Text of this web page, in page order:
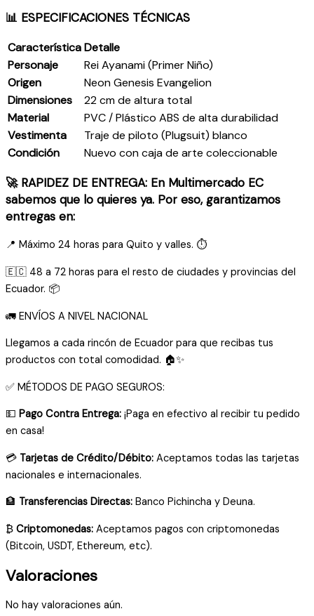
📊 ESPECIFICACIONES TÉCNICAS
CaracterísticaDetalle
Personaje
Rei Ayanami (Primer Niño)
Origen
Neon Genesis Evangelion
Dimensiones
22 cm de altura total
Material
PVC / Plástico ABS de alta durabilidad
Vestimenta
Traje de piloto (Plugsuit) blanco
Condición
Nuevo con caja de arte coleccionable
🚀 RAPIDEZ DE ENTREGA: En Multimercado EC
sabemos que lo quieres ya. Por eso, garantizamos
entregas en:
📍 Máximo 24 horas para Quito y valles. ⏱️
🇪🇨 48 a 72 horas para el resto de ciudades y provincias del
Ecuador. 📦
🚛 ENVÍOS A NIVEL NACIONAL
Llegamos a cada rincón de Ecuador para que recibas tus
productos con total comodidad. 🏠✨
✅ MÉTODOS DE PAGO SEGUROS:
💵 Pago Contra Entrega: ¡Paga en efectivo al recibir tu pedido
en casa!
💳 Tarjetas de Crédito/Débito: Aceptamos todas las tarjetas
nacionales e internacionales.
🏦 Transferencias Directas: Banco Pichincha y Deuna.
₿ Criptomonedas: Aceptamos pagos con criptomonedas
(Bitcoin, USDT, Ethereum, etc).
Valoraciones
No hay valoraciones aún.